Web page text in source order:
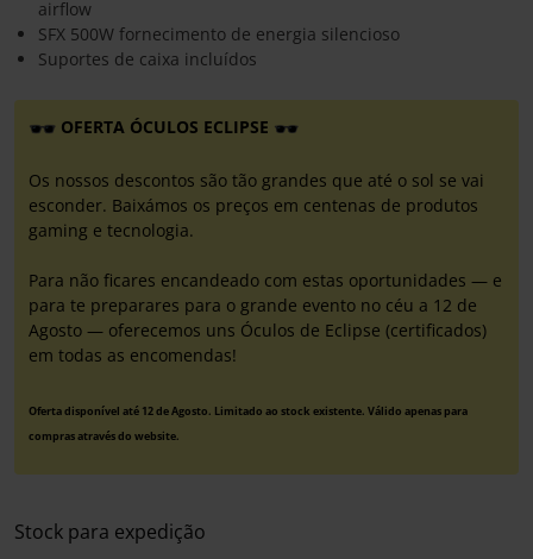
airflow
SFX 500W fornecimento de energia silencioso
Suportes de caixa incluídos
OFERTA ÓCULOS ECLIPSE
Os nossos descontos são tão grandes que até o sol se vai
esconder. Baixámos os preços em centenas de produtos
gaming e tecnologia.
Para não ficares encandeado com estas oportunidades — e
para te preparares para o grande evento no céu a 12 de
Agosto — oferecemos uns Óculos de Eclipse (certificados)
em todas as encomendas!
Oferta disponível até 12 de Agosto. Limitado ao stock existente. Válido apenas para
compras através do website.
Stock para expedição